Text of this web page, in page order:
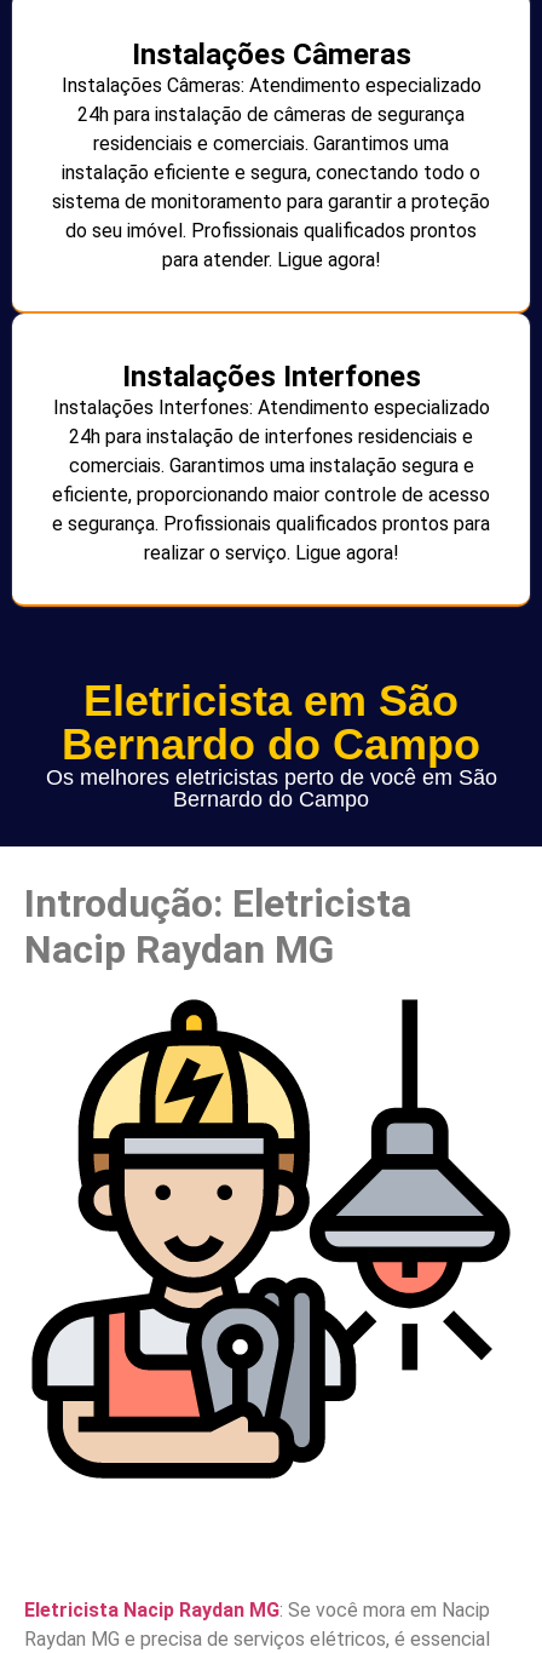
Instalações Câmeras
Instalações Câmeras: Atendimento especializado
24h para instalação de câmeras de segurança
residenciais e comerciais. Garantimos uma
instalação eficiente e segura, conectando todo o
sistema de monitoramento para garantir a proteção
do seu imóvel. Profissionais qualificados prontos
para atender. Ligue agora!
Instalações Interfones
Instalações Interfones: Atendimento especializado
24h para instalação de interfones residenciais e
comerciais. Garantimos uma instalação segura e
eficiente, proporcionando maior controle de acesso
e segurança. Profissionais qualificados prontos para
realizar o serviço. Ligue agora!
Eletricista em São
Bernardo do Campo
Os melhores eletricistas perto de você em São
Bernardo do Campo
Introdução: Eletricista
Nacip Raydan MG
Eletricista Nacip Raydan MG: Se você mora em Nacip
Raydan MG e precisa de serviços elétricos, é essencial